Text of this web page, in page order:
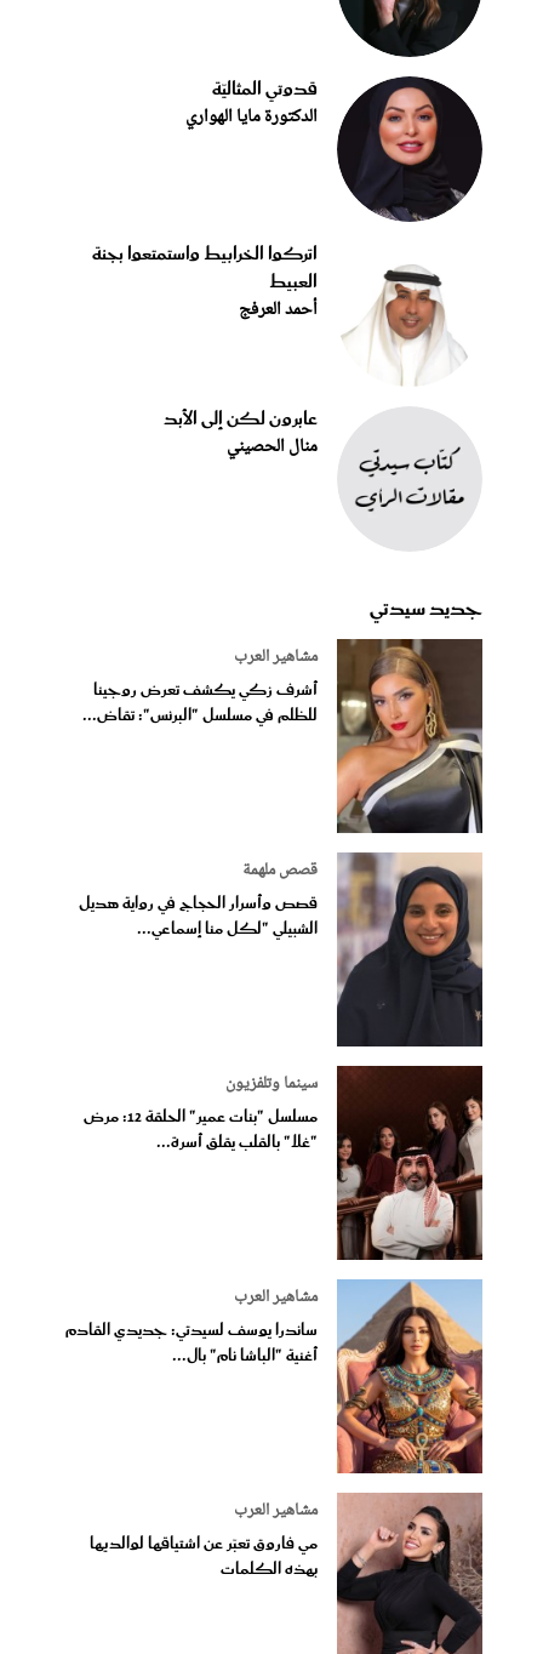
قدوتي المثاليّة
الدكتورة مايا الهواري
اتركوا الخرابيط واستمتعوا بجنة
العبيط
أحمد العرفج
عابرون لكن إلى الأبد
منال الحصيني
جديد سيدتي
مشاهير العرب
أشرف زكي يكشف تعرض روجينا
للظلم في مسلسل "البرنس": تقاض...
قصص ملهمة
قصص وأسرار الحجاج في رواية هديل
الشبيلي "لكل منا إسماعي...
سينما وتلفزيون
مسلسل "بنات عمير" الحلقة 12: مرض
"غلا" بالقلب يقلق أسرة...
مشاهير العرب
ساندرا يوسف لسيدتي: جديدي القادم
أغنية "الباشا نام" بال...
مشاهير العرب
مي فاروق تعبّر عن اشتياقها لوالديها
بهذه الكلمات